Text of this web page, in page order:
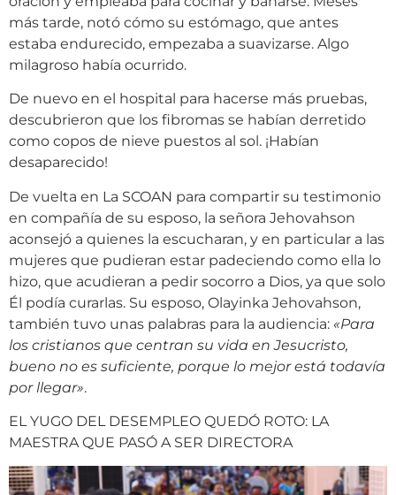
más tarde, notó cómo su estómago, que antes
estaba endurecido, empezaba a suavizarse. Algo
milagroso había ocurrido.
De nuevo en el hospital para hacerse más pruebas,
descubrieron que los fibromas se habían derretido
como copos de nieve puestos al sol. ¡Habían
desaparecido!
De vuelta en La SCOAN para compartir su testimonio
en compañía de su esposo, la señora Jehovahson
aconsejó a quienes la escucharan, y en particular a las
mujeres que pudieran estar padeciendo como ella lo
hizo, que acudieran a pedir socorro a Dios, ya que solo
Él podía curarlas. Su esposo, Olayinka Jehovahson,
también tuvo unas palabras para la audiencia: «Para
los cristianos que centran su vida en Jesucristo,
bueno no es suficiente, porque lo mejor está todavía
por llegar».
EL YUGO DEL DESEMPLEO QUEDÓ ROTO: LA
MAESTRA QUE PASÓ A SER DIRECTORA